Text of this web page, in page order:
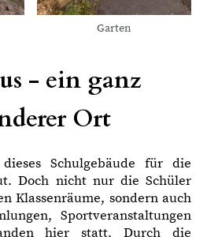
Garten
- ein ganz
Ort
Schulgebäude für die
Doch nicht nur die Schüler
Klassenräume, sondern auch
Sportveranstaltungen
hier statt. Durch die